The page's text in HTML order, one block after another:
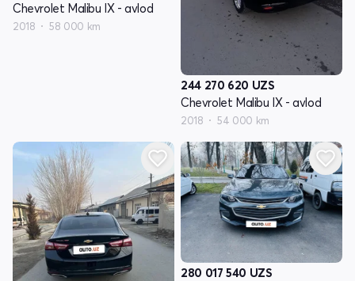
Chevrolet Malibu IX - avlod
2018 58 000 km
244 270 620 UZS
Chevrolet Malibu IX - avlod
2018 54 000 km
280 017 540 UZS